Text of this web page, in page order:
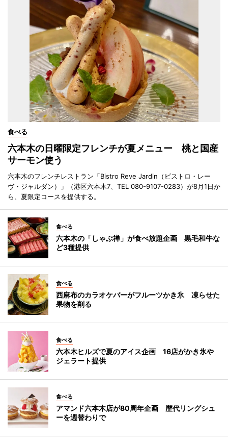
食べる
六本木の日曜限定フレンチが夏メニュー 桃と国産
サーモン使う
六本木のフレンチレストラン「Bistro Reve Jardin（ビストロ・レー
ヴ・ジャルダン）」（港区六本木7、TEL 080-9107-0283）が8月1日か
ら、夏限定コースを提供する。
食べる
六本木の「しゃぶ禅」が食べ放題企画 黒毛和牛な
ど3種提供
食べる
西麻布のカラオケバーがフルーツかき氷 凍らせた
果物を削る
食べる
六本木ヒルズで夏のアイス企画 16店がかき氷や
ジェラート提供
食べる
アマンド六本木店が80周年企画 歴代リングシュ
ーを週替わりで